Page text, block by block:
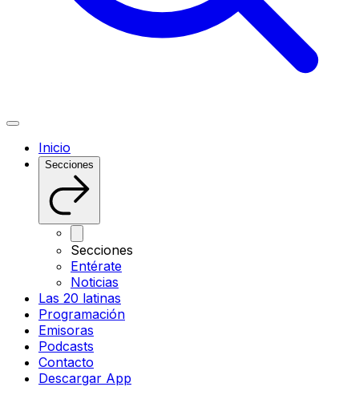
Inicio
Secciones
Secciones
Entérate
Noticias
Las 20 latinas
Programación
Emisoras
Podcasts
Contacto
Descargar App